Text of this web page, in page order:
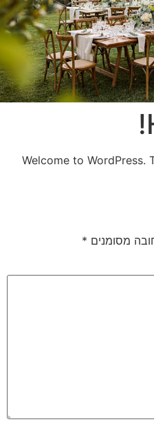
Welcome to
מסומנים *